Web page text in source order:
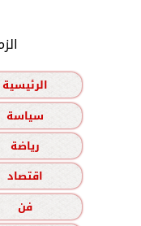
الرئيسية
سياسة
رياضة
اقتصاد
فن